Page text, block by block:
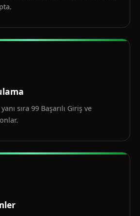
sıra 99 Başarılı Giriş ve